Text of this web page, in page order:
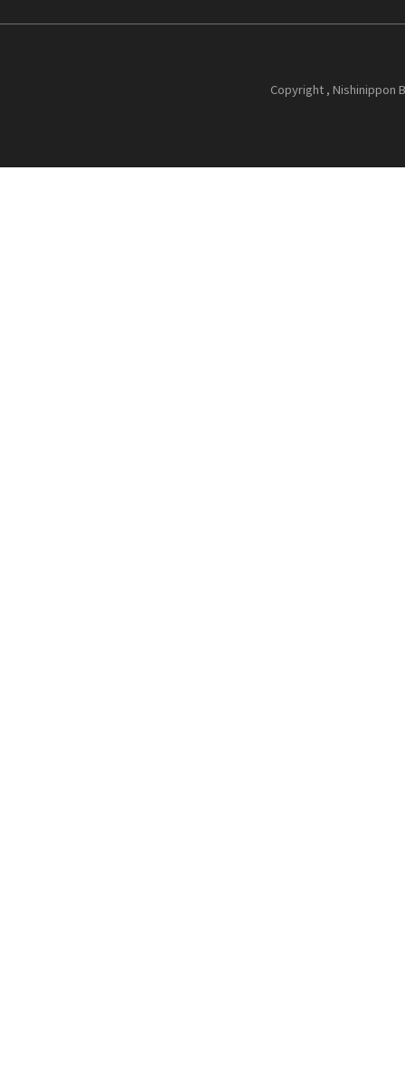
Copyright , Nishinippon